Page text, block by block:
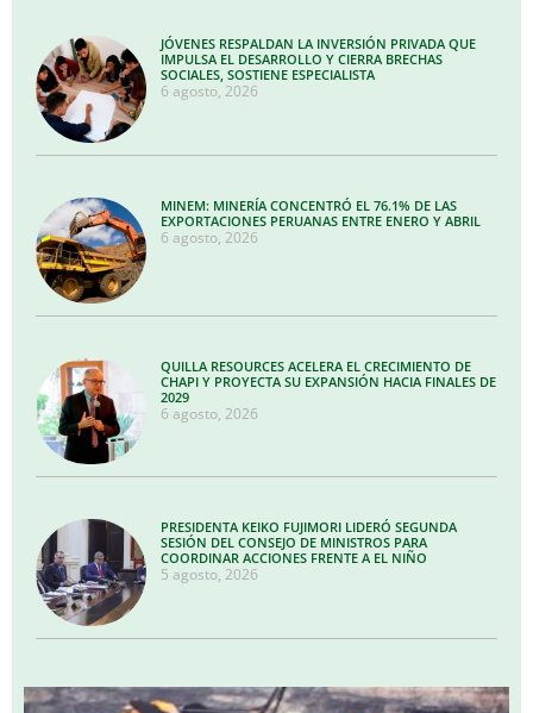
JÓVENES RESPALDAN LA INVERSIÓN PRIVADA QUE
IMPULSA EL DESARROLLO Y CIERRA BRECHAS
SOCIALES, SOSTIENE ESPECIALISTA
6 agosto, 2026
MINEM: MINERÍA CONCENTRÓ EL 76.1% DE LAS
EXPORTACIONES PERUANAS ENTRE ENERO Y ABRIL
6 agosto, 2026
QUILLA RESOURCES ACELERA EL CRECIMIENTO DE
CHAPI Y PROYECTA SU EXPANSIÓN HACIA FINALES DE
2029
6 agosto, 2026
PRESIDENTA KEIKO FUJIMORI LIDERÓ SEGUNDA
SESIÓN DEL CONSEJO DE MINISTROS PARA
COORDINAR ACCIONES FRENTE A EL NIÑO
5 agosto, 2026